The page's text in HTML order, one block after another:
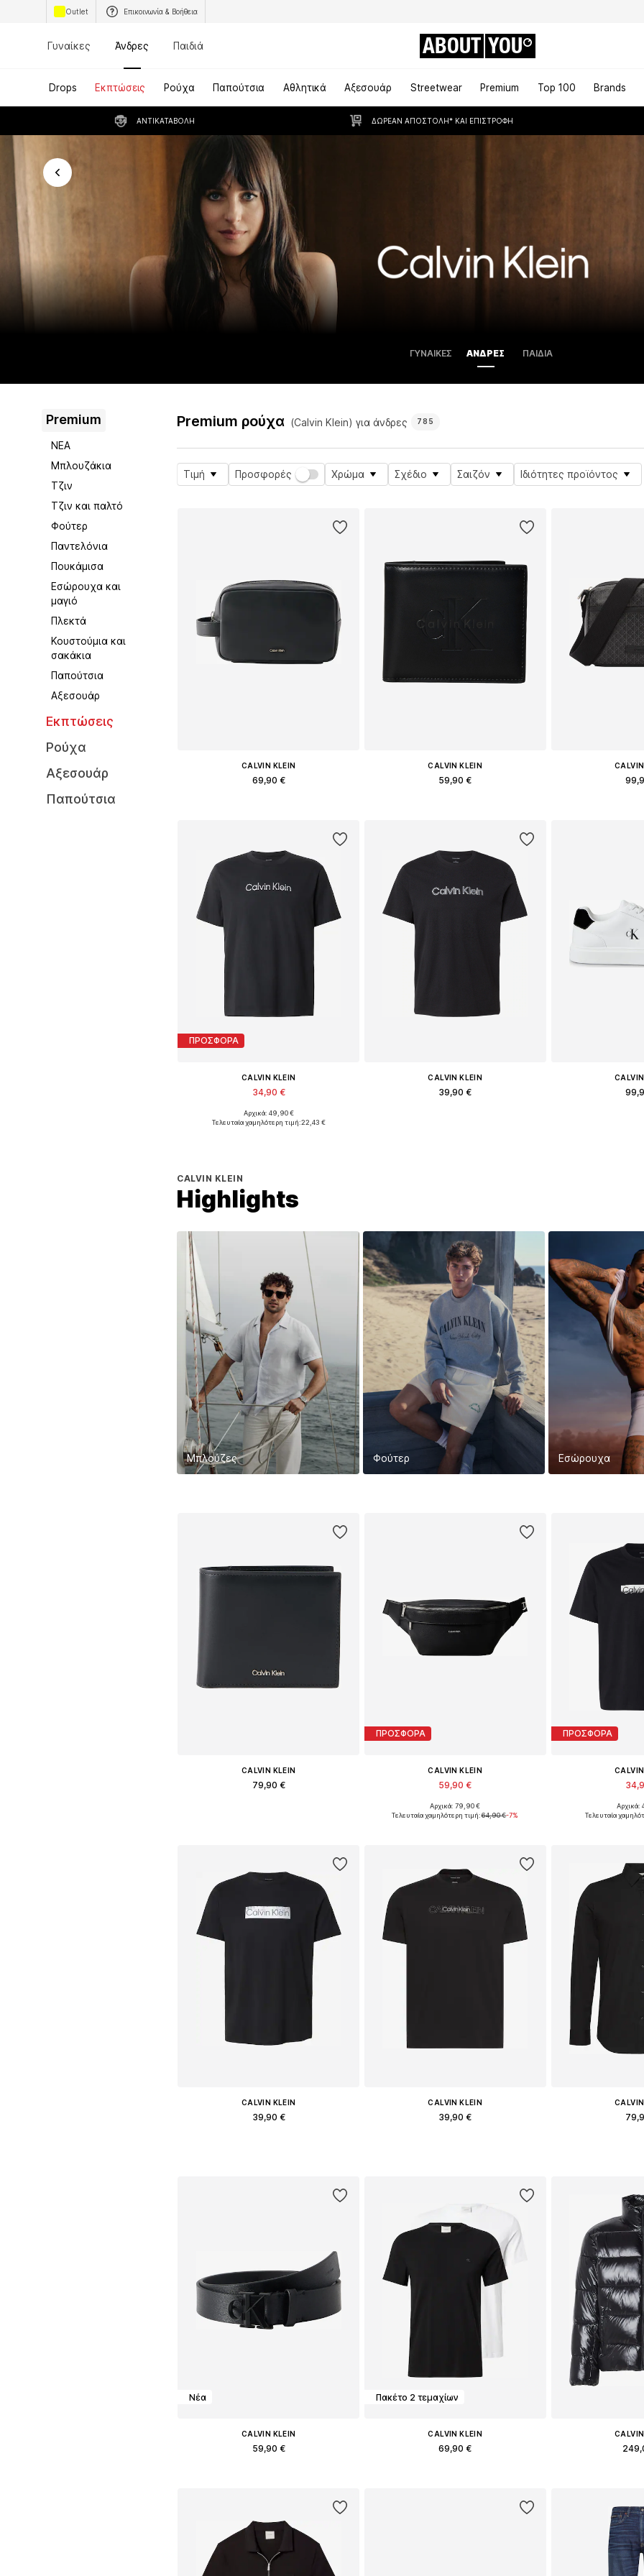
Outlet Επικοινωνία & Βοήθεια
Γυναίκες Άνδρες Παιδιά ABOUT YOU
Drops Εκπτώσεις Ρούχα Παπούτσια Αθλητικά Αξεσουάρ Streetwear Premium Top 100 Brands
ΑΝΤΙΚΑΤΑΒΟΛΉ ΔΩΡΕΆΝ ΑΠΟΣΤΟΛΉ* ΚΑΙ ΕΠΙΣΤΡΟΦΉ
ΓΥΝΑΊΚΕΣ ΆΝΔΡΕΣ ΠΑΙΔΙΆ
Premium
ΝΕΑ
Μπλουζάκια
Τζιν
Τζιν και παλτό
Φούτερ
Παντελόνια
Πουκάμισα
Εσώρουχα και
μαγιό
Πλεκτά
Κουστούμια και
σακάκια
Παπούτσια
Αξεσουάρ
Εκπτώσεις
Ρούχα
Αξεσουάρ
Παπούτσια
Premium ρούχα (Calvin Klein) για άνδρες 785
Τιμή Προσφορές Χρώμα Σχέδιο Σαιζόν Ιδιότητες προϊόντος
CALVIN KLEIN
69,90 €
CALVIN KLEIN
59,90 €
ΠΡΟΣΦΟΡΑ
CALVIN KLEIN
34,90 €
Διαθέσιμα μεγέθη: S, M, L, XL
Αρχικά: 49,90 €
Τελευταία χαμηλότερη τιμή:22,43 €
CALVIN KLEIN
39,90 €
CALVIN KLEIN
Highlights
Μπλούζες Φούτερ Εσώρουχα
CALVIN KLEIN
79,90 €
ΠΡΟΣΦΟΡΑ
CALVIN KLEIN
59,90 €
Διαθέσιμα μεγέθη: One Size
Αρχικά: 79,90 €
Τελευταία χαμηλότερη τιμή:64,90 €-7%
ΠΡΟΣΦΟΡΑ
Διαθέσιμα
Αρχικά:
Τελευταία
CALVIN KLEIN
39,90 €
CALVIN KLEIN
39,90 €
Νέα
CALVIN KLEIN
59,90 €
Πακέτο 2 τεμαχίων
CALVIN KLEIN
69,90 €